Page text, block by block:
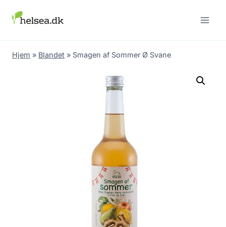
Hjem » Blandet » Smagen af Sommer Ø Svane